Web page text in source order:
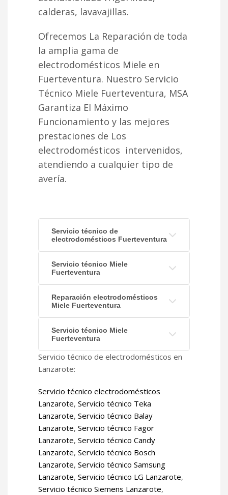
calderas, lavavajillas.
Ofrecemos La Reparación de toda
la amplia gama de
electrodomésticos Miele en
Fuerteventura. Nuestro Servicio
Técnico Miele Fuerteventura, MSA
Garantiza El Máximo
Funcionamiento y las mejores
prestaciones de Los
electrodomésticos intervenidos,
atendiendo a cualquier tipo de
avería.
Servicio técnico de
electrodomésticos Fuerteventura
Servicio técnico Miele
Fuerteventura
Reparación electrodomésticos
Miele Fuerteventura
Servicio técnico Miele
Fuerteventura
Servicio técnico de electrodomésticos en
Lanzarote:
Servicio técnico electrodomésticos
Lanzarote, Servicio técnico Teka
Lanzarote, Servicio técnico Balay
Lanzarote, Servicio técnico Fagor
Lanzarote, Servicio técnico Candy
Lanzarote, Servicio técnico Bosch
Lanzarote, Servicio técnico Samsung
Lanzarote, Servicio técnico LG Lanzarote,
Servicio técnico Siemens Lanzarote,